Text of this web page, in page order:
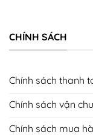
CHÍNH SÁCH
Chính sách thanh
Chính sách vận
Chính sách mua